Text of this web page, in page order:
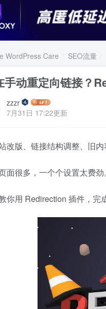
WordPress Care SEO流量
手动重定向链接？
zzzr
7月31日 17:22更新
改版、链接结构调整、旧内
面很多，一个个设置太费
你用 Redirection 插件，完